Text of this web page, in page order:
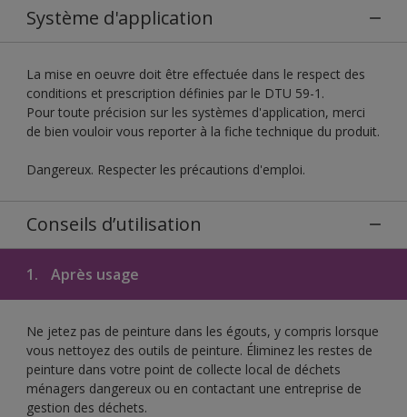
Système d'application
La mise en oeuvre doit être effectuée dans le respect des
conditions et prescription définies par le DTU 59-1.
Pour toute précision sur les systèmes d'application, merci
de bien vouloir vous reporter à la fiche technique du produit.
Dangereux. Respecter les précautions d'emploi.
Conseils d’utilisation
1. Après usage
Ne jetez pas de peinture dans les égouts, y compris lorsque
vous nettoyez des outils de peinture. Éliminez les restes de
peinture dans votre point de collecte local de déchets
ménagers dangereux ou en contactant une entreprise de
gestion des déchets.